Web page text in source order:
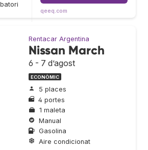
qeeq.com
Rentacar Argentina
Nissan March
6 - 7 d’agost
ECONÒMIC
5 places
4 portes
1 maleta
Manual
Gasolina
Aire condicionat